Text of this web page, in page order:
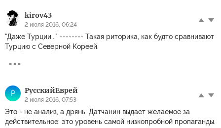
kirov43
2 июля 2016, 06:24
"Даже Турции..." -------- Такая риторика, как будто сравнивают
Турцию с Северной Кореей.
Р РусскийЕврей
2 июля 2016, 07:53
Это - не анализ, а дрянь. Датчанин выдает желаемое за
действительное: это уровень самой низкопробной пропаганды.